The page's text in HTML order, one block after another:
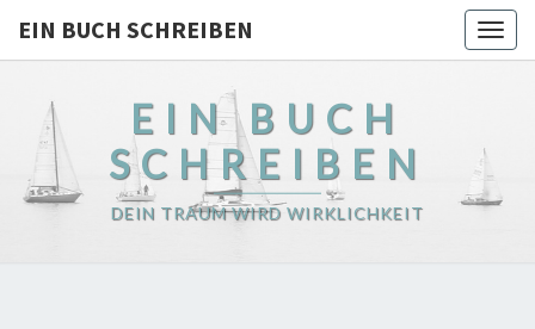
EIN BUCH SCHREIBEN
EIN BUCH
SCHREIBEN
DEIN TRAUM WIRD WIRKLICHKEIT